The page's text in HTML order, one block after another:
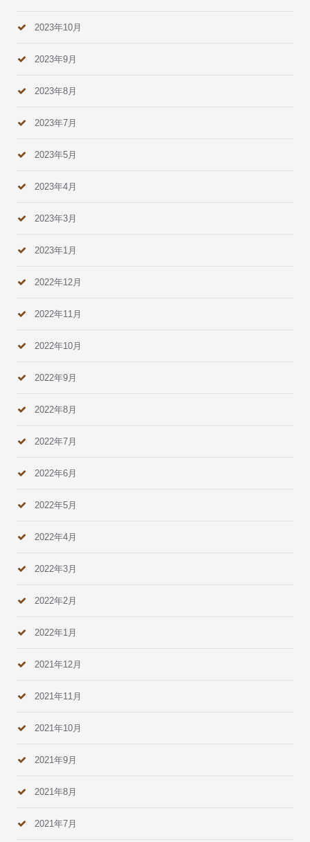
2023年10月
2023年9月
2023年8月
2023年7月
2023年5月
2023年4月
2023年3月
2023年1月
2022年12月
2022年11月
2022年10月
2022年9月
2022年8月
2022年7月
2022年6月
2022年5月
2022年4月
2022年3月
2022年2月
2022年1月
2021年12月
2021年11月
2021年10月
2021年9月
2021年8月
2021年7月